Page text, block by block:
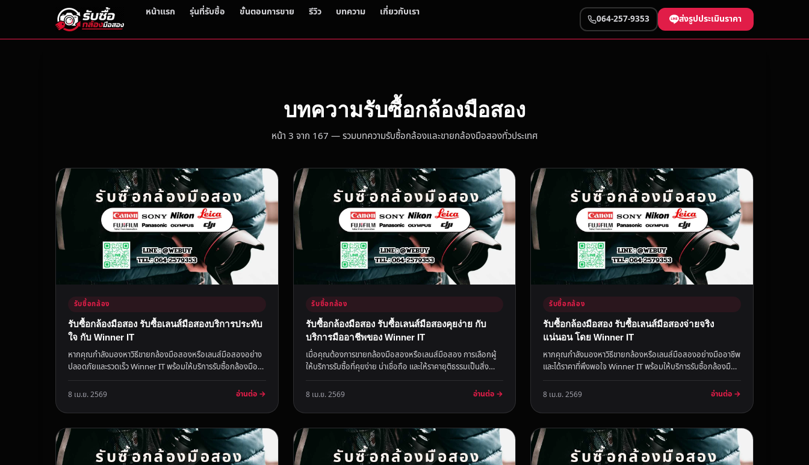
หน้าแรก รุ่นที่รับซื้อ ขั้นตอนการขาย รีวิว บทความ เกี่ยวกับเรา
064-257-9353 ส่งรูปประเมินราคา
บทความรับซื้อกล้องมือสอง
หน้า 3 จาก 167 — รวมบทความรับซื้อกล้องและขายกล้องมือสองทั่วประเทศ
รับซื้อกล้อง
รับซื้อกล้องมือสอง รับซื้อเลนส์มือสองบริการประทับ
ใจ กับ Winner IT
หากคุณกำลังมองหาวิธีขายกล้องมือสองหรือเลนส์มือสองอย่าง
ปลอดภัยและรวดเร็ว Winner IT พร้อมให้บริการรับซื้อกล้องมือ
สอง รับซื้อเลน...
8 เม.ย. 2569 อ่านต่อ →
รับซื้อกล้อง
รับซื้อกล้องมือสอง รับซื้อเลนส์มือสองคุยง่าย กับ
บริการมืออาชีพของ Winner IT
เมื่อคุณต้องการขายกล้องมือสองหรือเลนส์มือสอง การเลือกผู้
ให้บริการรับซื้อที่คุยง่าย น่าเชื่อถือ และให้ราคายุติธรรมเป็นสิ่ง
สำคั...
8 เม.ย. 2569 อ่านต่อ →
รับซื้อกล้อง
รับซื้อกล้องมือสอง รับซื้อเลนส์มือสองจ่ายจริง
แน่นอน โดย Winner IT
หากคุณกำลังมองหาวิธีขายกล้องหรือเลนส์มือสองอย่างมืออาชีพ
และได้ราคาที่พึงพอใจ Winner IT พร้อมให้บริการรับซื้อกล้องมือ
สอง รับซื...
8 เม.ย. 2569 อ่านต่อ →